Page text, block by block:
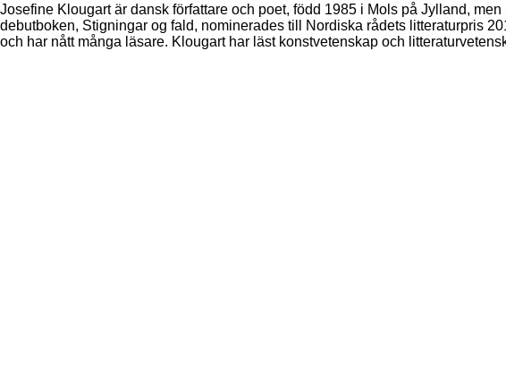
Josefine Klougart är dansk författare och poet, född 1985 i Mols på Jylland,
debutboken, Stigningar og fald, nominerades till Nordiska rådets litteraturpris
och har nått många läsare. Klougart har läst konstvetenskap och